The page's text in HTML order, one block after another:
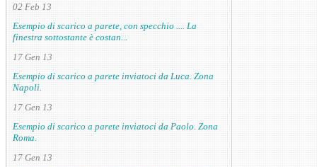
02 Feb 13
Esempio di scarico a parete, con specchio .... La
finestra sottostante è costan...
17 Gen 13
Esempio di scarico a parete inviatoci da Luca. Zona
Napoli.
17 Gen 13
Esempio di scarico a parete inviatoci da Paolo. Zona
Roma.
17 Gen 13